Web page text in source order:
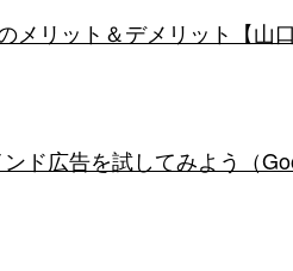
メリット＆デメリット【山
ド広告を試してみよう（